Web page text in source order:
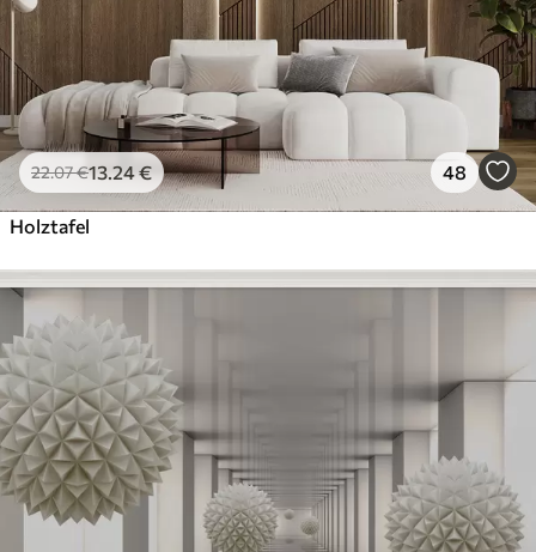
22.07€13 .24€ 48
Holztafel